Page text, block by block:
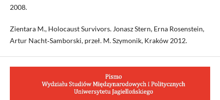
2008.
Zientara M., Holocaust Survivors. Jonasz Stern, Erna Rosenstein,
Artur Nacht‑Samborski, przeł. M. Szymonik, Kraków 2012.